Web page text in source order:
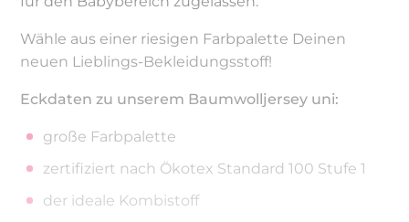
Wähle aus einer riesigen Farbpalette Deinen
neuen Lieblings-Bekleidungsstoff!
Eckdaten zu unserem Baumwolljersey uni:
große Farbpalette
zertifiziert nach Ökotex Standard 100 Stufe 1
der ideale Kombistoff